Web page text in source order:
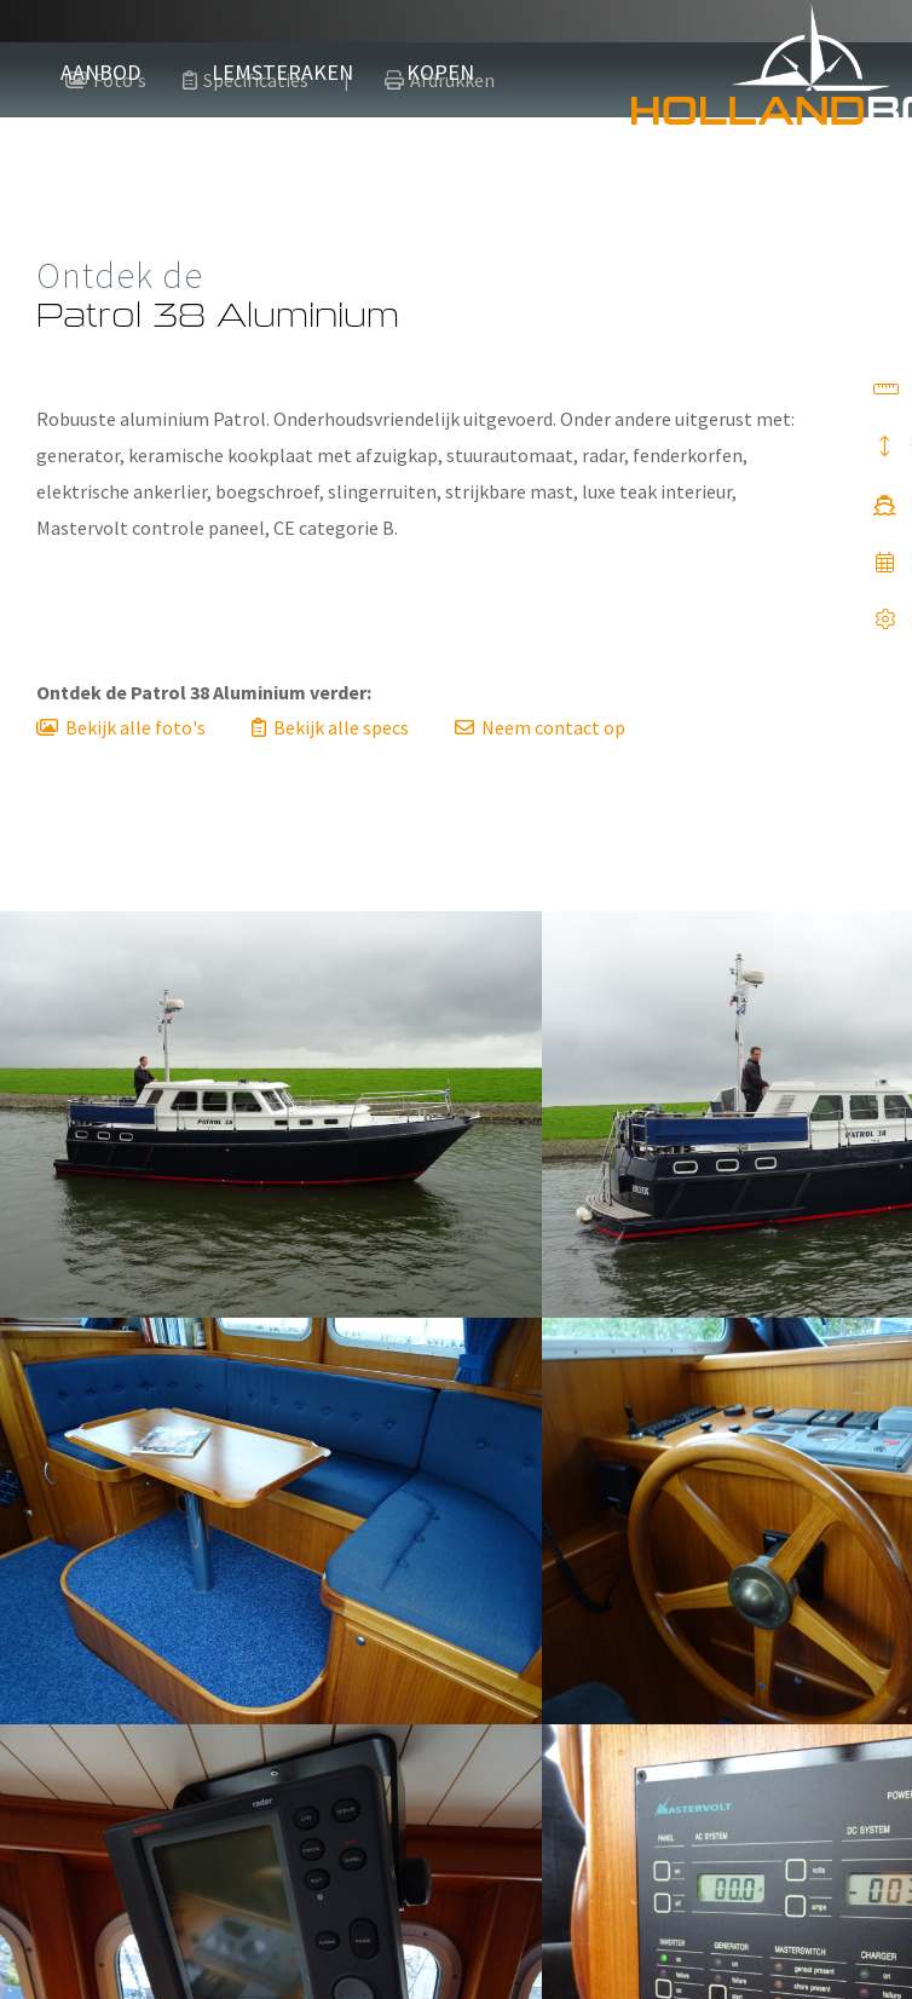
AANBOD LEMSTERAKEN KOPEN
Patrol 38 Aluminium
Verkocht
Foto's Specificaties | Afdrukken
Ontdek de
Patrol 38 Aluminium
Robuuste aluminium Patrol. Onderhoudsvriendelijk uitgevoerd. Onder andere uitgerust met:
generator, keramische kookplaat met afzuigkap, stuurautomaat, radar, fenderkorfen,
elektrische ankerlier, boegschroef, slingerruiten, strijkbare mast, luxe teak interieur,
Mastervolt controle paneel, CE categorie B.
Ontdek de Patrol 38 Aluminium verder:
Bekijk alle foto's
Bekijk alle specs Neem contact op